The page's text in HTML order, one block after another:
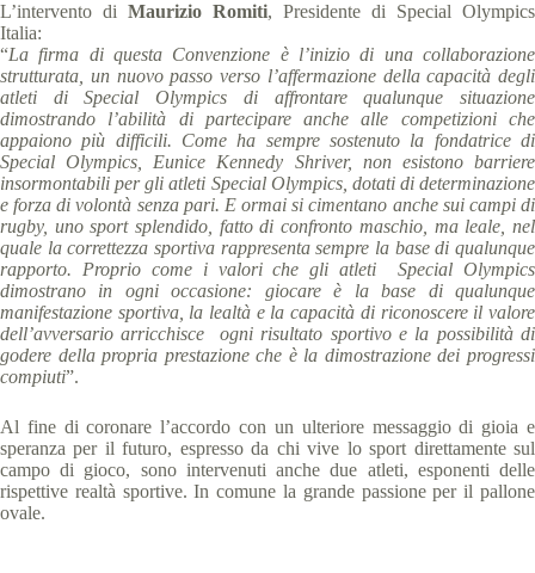
L’intervento di Maurizio Romiti, Presidente di Special Olympics
Italia:
“La firma di questa Convenzione è l’inizio di una collaborazione
strutturata, un nuovo passo verso l’affermazione della capacità degli
atleti di Special Olympics di affrontare qualunque situazione
dimostrando l’abilità di partecipare anche alle competizioni che
appaiono più difficili. Come ha sempre sostenuto la fondatrice di
Special Olympics, Eunice Kennedy Shriver, non esistono barriere
insormontabili per gli atleti Special Olympics, dotati di determinazione
e forza di volontà senza pari. E ormai si cimentano anche sui campi di
rugby, uno sport splendido, fatto di confronto maschio, ma leale, nel
quale la correttezza sportiva rappresenta sempre la base di qualunque
rapporto. Proprio come i valori che gli atleti Special Olympics
dimostrano in ogni occasione: giocare è la base di qualunque
manifestazione sportiva, la lealtà e la capacità di riconoscere il valore
dell’avversario arricchisce ogni risultato sportivo e la possibilità di
godere della propria prestazione che è la dimostrazione dei progressi
compiuti”.
Al fine di coronare l’accordo con un ulteriore messaggio di gioia e
speranza per il futuro, espresso da chi vive lo sport direttamente sul
campo di gioco, sono intervenuti anche due atleti, esponenti delle
rispettive realtà sportive. In comune la grande passione per il pallone
ovale.